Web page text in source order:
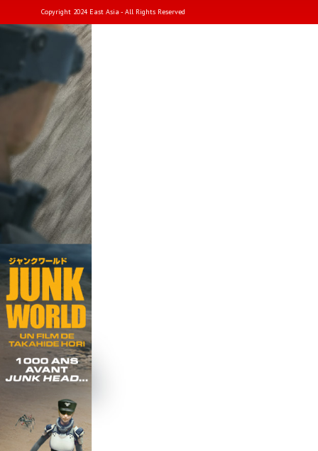
Copyright 2024 East Asia - All Rights Reserved